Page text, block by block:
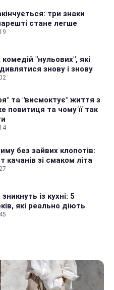
три знаки
стане легше
"нульових", які
знову і знову
та "висмоктує" життя з
повитиця та чому її так
без зайвих клопотів:
качанів зі смаком літа
із кухні: 5
які реально діють